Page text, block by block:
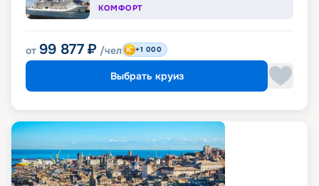
КОМФОРТ
от 99 877 ₽ /чел +1 000
Выбрать круиз